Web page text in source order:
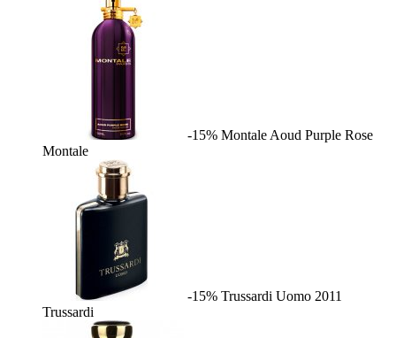
-15% Montale Aoud Purple Rose
Montale
-15% Trussardi Uomo 2011
Trussardi